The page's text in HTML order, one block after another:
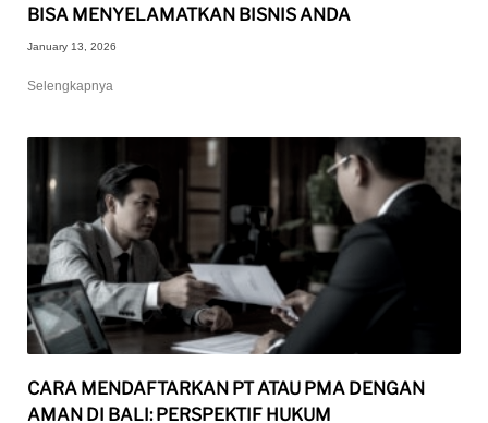
BISA MENYELAMATKAN BISNIS ANDA
January 13, 2026
Selengkapnya
CARA MENDAFTARKAN PT ATAU PMA DENGAN
AMAN DI BALI: PERSPEKTIF HUKUM